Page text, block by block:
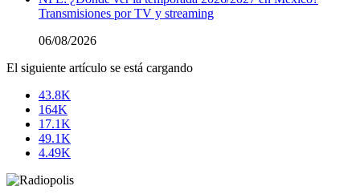
Transmisiones por TV y streaming
06/08/2026
El siguiente artículo se está cargando
43.8K
164K
17.1K
49.1K
4.49K